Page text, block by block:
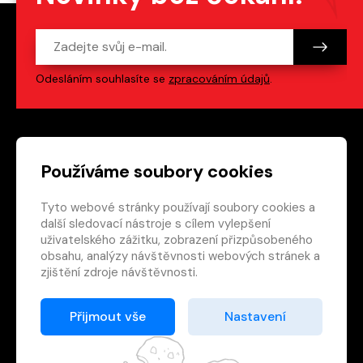
Používáme soubory cookies
Tyto webové stránky používají soubory cookies a
další sledovací nástroje s cílem vylepšení
uživatelského zážitku, zobrazení přizpůsobeného
obsahu, analýzy návštěvnosti webových stránek a
zjištění zdroje návštěvnosti.
Přijmout vše Nastavení
Odesláním souhlasíte se zpracováním údajů.
Patička webu Odkazy na sociální
Vedlejší navigace
redakce@crew.cz
Ochrana soukromí
Nastavení cookies
E-shop
© 2026 Nakladatelství CREW s.r.o. Všechna práva